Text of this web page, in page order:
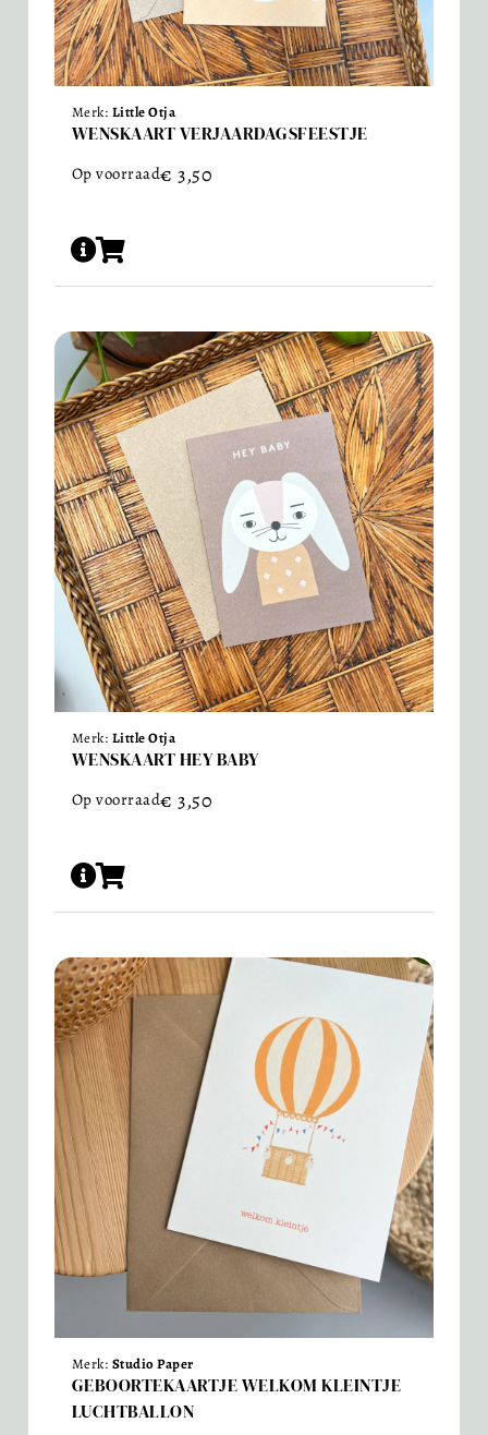
Merk: Little Otja
WENSKAART VERJAARDAGSFEESTJE
Op voorraad€ 3,50
Merk: Little Otja
WENSKAART HEY BABY
Op voorraad€ 3,50
Merk: Studio Paper
GEBOORTEKAARTJE WELKOM KLEINTJE
LUCHTBALLON